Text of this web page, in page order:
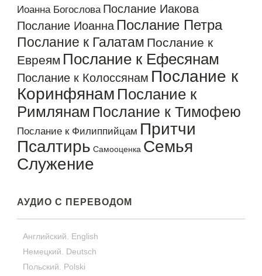
Иоанна Богослова Послание Иакова
Послание Иоанна Послание Петра
Послание к Галатам Послание к
Евреям Послание к Ефесянам
Послание к Колоссянам Послание к
Коринфянам Послание к
Римлянам Послание к Тимофею
Послание к Филиппийцам Притчи
Псалтирь Самооценка Семья
Служение
АУДИО С ПЕРЕВОДОМ
Английский. English
Немецкий. Deutsch
Польский. Polski